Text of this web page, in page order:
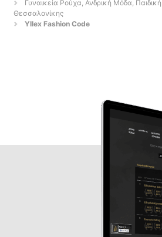
Γυναικεία Ρούχα, Ανδρική Μόδα,
Θεσσαλονίκης
Yllex Fashion Code